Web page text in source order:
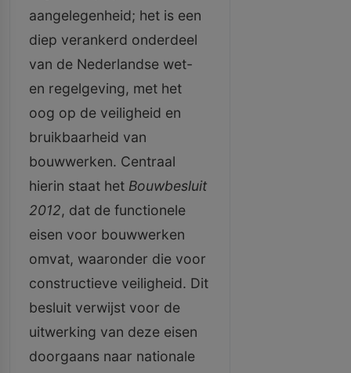
aangelegenheid; het is een
diep verankerd onderdeel
van de Nederlandse wet-
en regelgeving, met het
oog op de veiligheid en
bruikbaarheid van
bouwwerken. Centraal
hierin staat het Bouwbesluit
2012, dat de functionele
eisen voor bouwwerken
omvat, waaronder die voor
constructieve veiligheid. Dit
besluit verwijst voor de
uitwerking van deze eisen
doorgaans naar nationale